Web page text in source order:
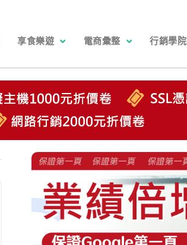
享食樂遊 電商彙整 行銷學院